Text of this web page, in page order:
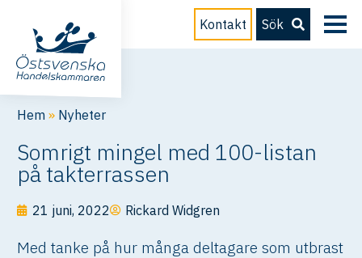
Kontakt Sök
Hem » Nyheter
Somrigt mingel med 100-listan
på takterrassen
21 juni, 2022 Rickard Widgren
Med tanke på hur många deltagare som utbrast